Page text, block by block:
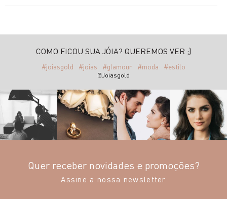
COMO FICOU SUA JÓIA? QUEREMOS VER ;)
#joiasgold #joias #glamour #moda #estilo
@Joiasgold
Quer receber novidades e promoções?
Assine a nossa newsletter